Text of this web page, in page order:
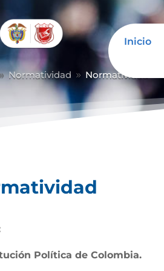
Inicio
Normatividad 9 Normatividad
Política de Colombia.